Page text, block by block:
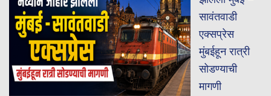
सावंतवाडी
एक्सप्रेस
मुंबईहून रात्री
सोडण्याची
मागणी